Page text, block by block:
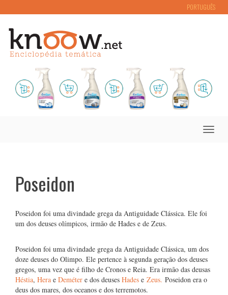
PORTUGUÊS
Toggle
Poseidon
Poseidon foi uma divindade grega da Antiguidade Clássica. Ele foi
um dos deuses olímpicos, irmão de Hades e de Zeus.
Poseidon foi uma divindade grega da Antiguidade Clássica, um dos
doze deuses do Olimpo. Ele pertence à segunda geração dos deuses
gregos, uma vez que é filho de Cronos e Reia. Era irmão das deusas
Héstia, Hera e Deméter e dos deuses Hades e Zeus. Poseidon era o
deus dos mares, dos oceanos e dos terremotos.